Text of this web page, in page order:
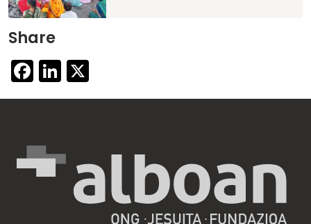
Share
Facebook
LinkedIn